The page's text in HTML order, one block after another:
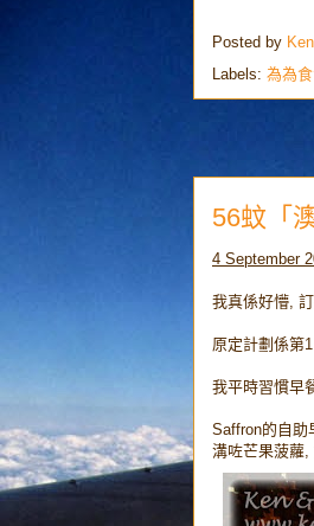
Posted by
Labels: 為為
56蚊「
4 September
我真係好懵,
原定計劃係第
我平時習慣早
Saffron的自助
溝咗芒果菠蘿,